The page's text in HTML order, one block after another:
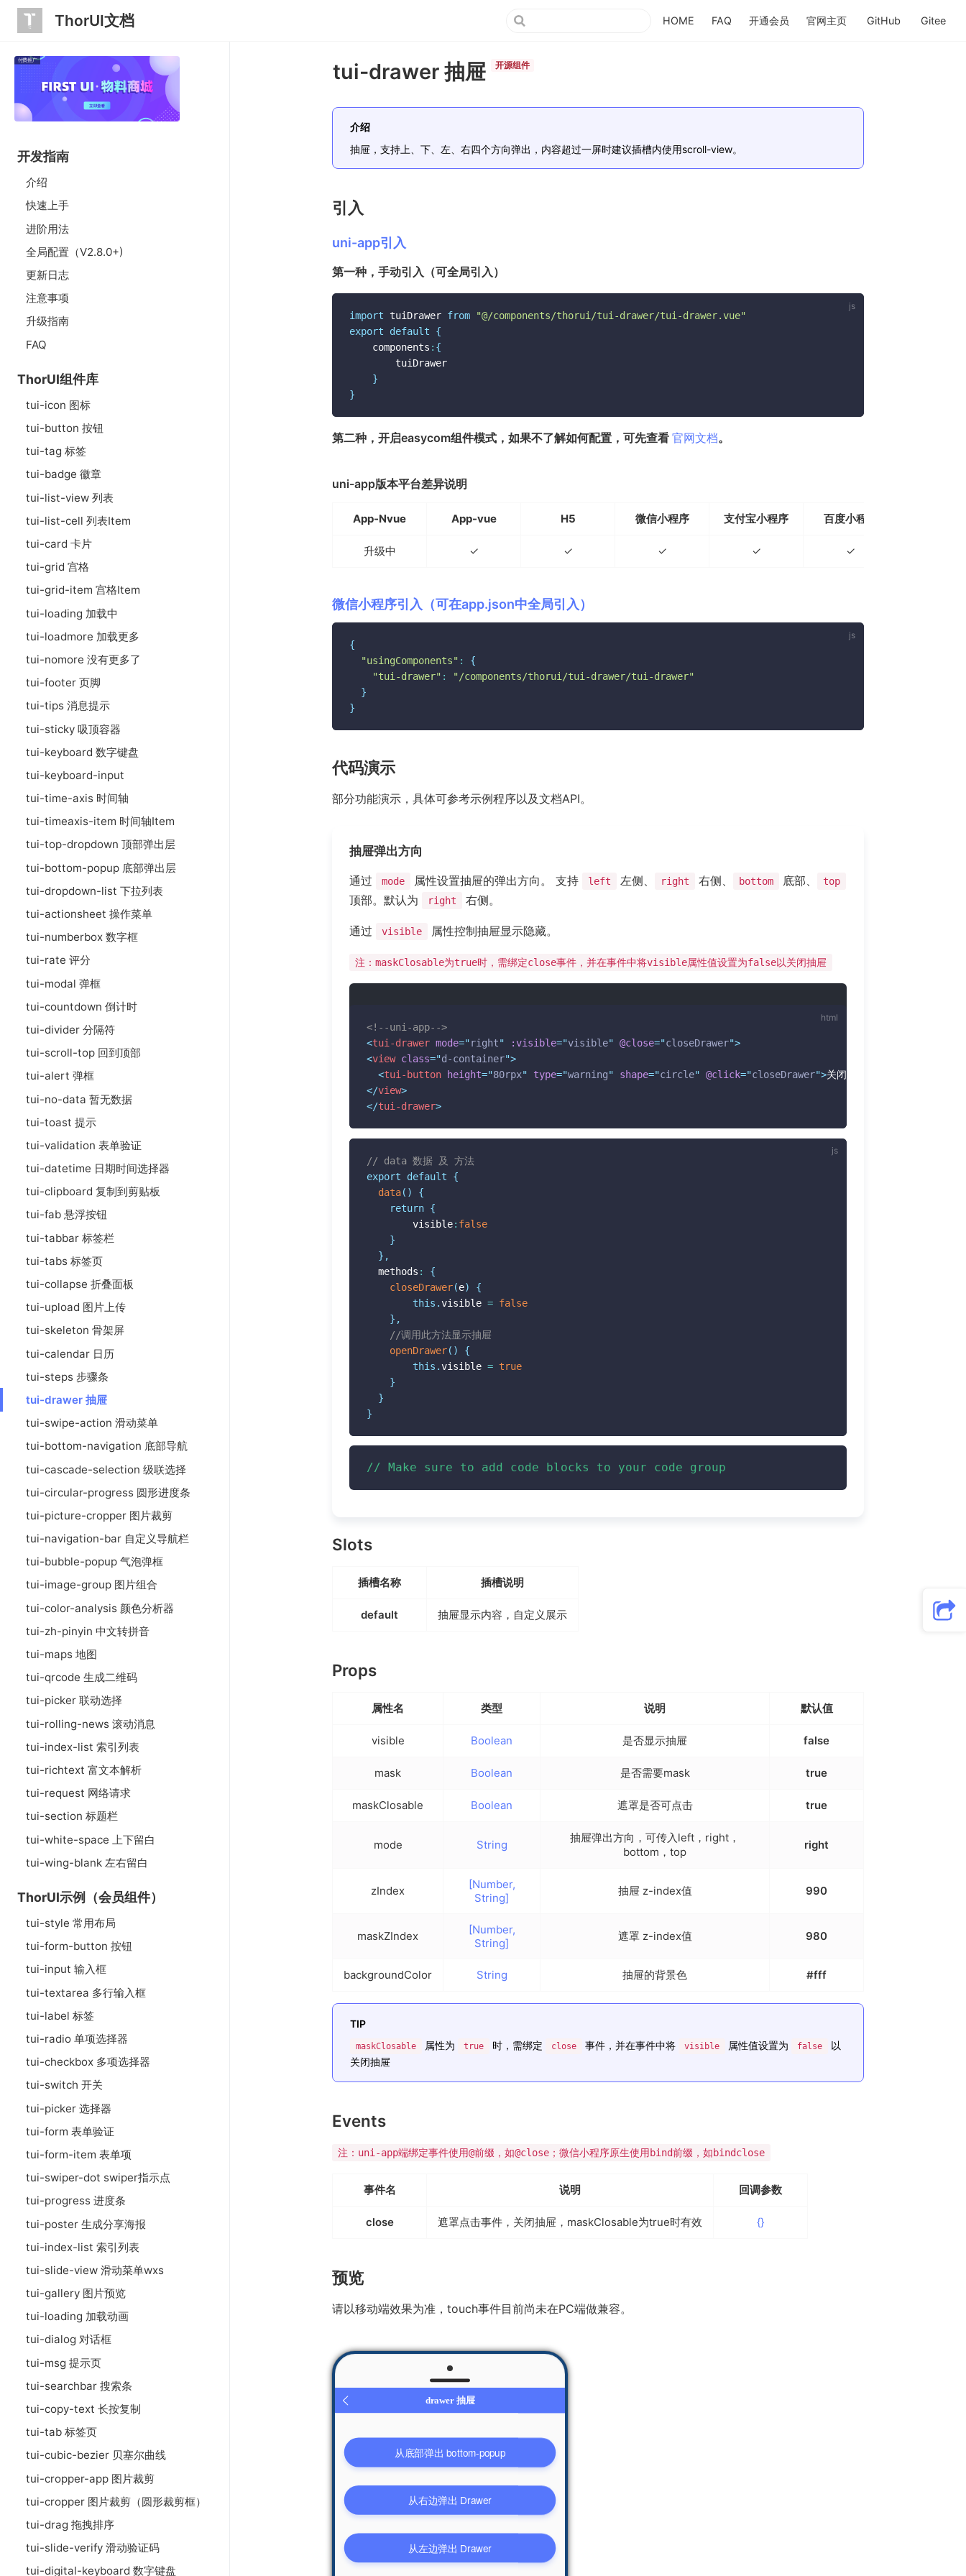
ThorUI文档 HOME FAQ 开通会员
官网主页
GitHub
Gitee
付费推广
开发指南
介绍
快速上手
进阶用法
全局配置（V2.8.0+)
更新日志
注意事项
升级指南
FAQ
ThorUI组件库
tui-icon 图标
tui-button 按钮
tui-tag 标签
tui-badge 徽章
tui-list-view 列表
tui-list-cell 列表Item
tui-card 卡片
tui-grid 宫格
tui-grid-item 宫格Item
tui-loading 加载中
tui-loadmore 加载更多
tui-nomore 没有更多了
tui-footer 页脚
tui-tips 消息提示
tui-sticky 吸顶容器
tui-keyboard 数字键盘
tui-keyboard-input
tui-time-axis 时间轴
tui-timeaxis-item 时间轴Item
tui-top-dropdown 顶部弹出层
tui-bottom-popup 底部弹出层
tui-dropdown-list 下拉列表
tui-actionsheet 操作菜单
tui-numberbox 数字框
tui-rate 评分
tui-modal 弹框
tui-countdown 倒计时
tui-divider 分隔符
tui-scroll-top 回到顶部
tui-alert 弹框
tui-no-data 暂无数据
tui-toast 提示
tui-validation 表单验证
tui-datetime 日期时间选择器
tui-clipboard 复制到剪贴板
tui-fab 悬浮按钮
tui-tabbar 标签栏
tui-tabs 标签页
tui-collapse 折叠面板
tui-upload 图片上传
tui-skeleton 骨架屏
tui-calendar 日历
tui-steps 步骤条
tui-drawer 抽屉
tui-swipe-action 滑动菜单
tui-bottom-navigation 底部导航
tui-cascade-selection 级联选择
tui-circular-progress 圆形进度条
tui-picture-cropper 图片裁剪
tui-navigation-bar 自定义导航栏
tui-bubble-popup 气泡弹框
tui-image-group 图片组合
tui-color-analysis 颜色分析器
tui-zh-pinyin 中文转拼音
tui-maps 地图
tui-qrcode 生成二维码
tui-picker 联动选择
tui-rolling-news 滚动消息
tui-index-list 索引列表
tui-richtext 富文本解析
tui-request 网络请求
tui-section 标题栏
tui-white-space 上下留白
tui-wing-blank 左右留白
ThorUI示例（会员组件）
tui-style 常用布局
tui-form-button 按钮
tui-input 输入框
tui-textarea 多行输入框
tui-label 标签
tui-radio 单项选择器
tui-checkbox 多项选择器
tui-switch 开关
tui-picker 选择器
tui-form 表单验证
tui-form-item 表单项
tui-swiper-dot swiper指示点
tui-progress 进度条
tui-poster 生成分享海报
tui-index-list 索引列表
tui-slide-view 滑动菜单wxs
tui-gallery 图片预览
tui-loading 加载动画
tui-dialog 对话框
tui-msg 提示页
tui-searchbar 搜索条
tui-copy-text 长按复制
tui-tab 标签页
tui-cubic-bezier 贝塞尔曲线
tui-cropper-app 图片裁剪
tui-cropper 图片裁剪（圆形裁剪框）
tui-drag 拖拽排序
tui-slide-verify 滑动验证码
tui-digital-keyboard 数字键盘
tui-drawer 抽屉 开源组件
介绍
抽屉，支持上、下、左、右四个方向弹出，内容超过一屏时建议插槽内使用scroll-view。
引入
uni-app引入
第一种，手动引入（可全局引入）
import tuiDrawer from
"@/components/thorui/tui-drawer/tui-drawer.vue"
export
default
{
	components
: {
}
}
第二种，开启easycom组件模式，如果不了解如何配置，可先查看 官网文档(opens new window)
。
uni-app版本平台差异说明
App-Nvue App-vue H5 微信小程序 支付宝小程序 百度小程序
升级中 ✓ ✓ ✓ ✓ ✓
微信小程序引入（可在app.json中全局引入）
{
"usingComponents" :
{
"tui-drawer" :
"/components/thorui/tui-drawer/tui-drawer"
}
}
代码演示
部分功能演示，具体可参考示例程序以及文档API。
抽屉弹出方向
通过 mode 属性设置抽屉的弹出方向。 支持 left 左侧、 right 右侧、 bottom 底部、 top
顶部。默认为 right 右侧。
通过 visible 属性控制抽屉显示隐藏。
注：maskClosable为true时，需绑定close事件，并在事件中将visible属性值设置为false以关闭抽屉
<!--uni-app-->
<tui-drawer mode="right" :visible="visible" @close="closeDrawer">
<view class="d-container">
<tui-button height="80rpx" type="warning" shape="circle" @click="closeDrawer">关闭抽屉
</view>
</tui-drawer>
// data 数据 及 方法
export
default
{
data( )
{
return {
  		visible
: false
}
} ,
  methods
:
{
closeDrawer(e)
{
this .visible = false
} ,
//调用此方法显示抽屉
openDrawer( )
{
this .visible = true
}
}
}
// Make sure to add code blocks to your code group
Slots
插槽名称 插槽说明
default 抽屉显示内容，自定义展示
Props
属性名 类型 说明 默认值
visible Boolean 是否显示抽屉 false
mask Boolean 是否需要mask true
maskClosable Boolean 遮罩是否可点击 true
mode String
抽屉弹出方向，可传入left，right，
bottom，top
right
zIndex
[Number,
String]
抽屉 z-index值 990
maskZIndex
[Number,
String]
遮罩 z-index值 980
backgroundColor String 抽屉的背景色 #fff
TIP
maskClosable 属性为 true 时，需绑定 close 事件，并在事件中将 visible 属性值设置为 false
以
关闭抽屉
Events
注：uni-app端绑定事件使用@前缀，如@close；微信小程序原生使用bind前缀，如bindclose
事件名 说明 回调参数
close 遮罩点击事件，关闭抽屉，maskClosable为true时有效 {}
预览
请以移动端效果为准，touch事件目前尚未在PC端做兼容。